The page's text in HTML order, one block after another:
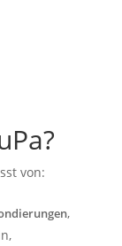
von:
,
,